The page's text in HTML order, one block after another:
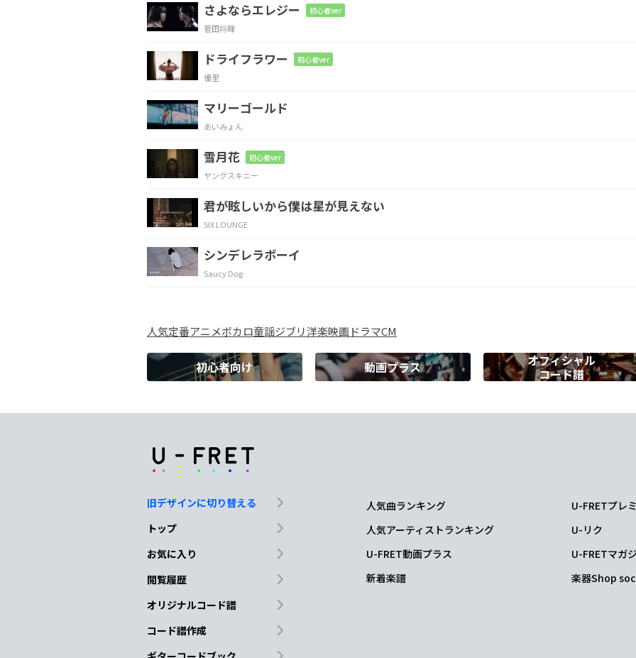
G
恋の
A
教科書
D Bm
恋の 参考書
G
キミ
A D
G
冬
A
の香り
高く なった空
G
隣
A
に居
D
たくな
Bm
んの季
G
節の
A
せいだよ
D
D
頼んでないのに…
星降る夜に 思い出しちゃう
Bm
誤魔化
G
さよならエレジー 初心者ver
菅田将暉
ドライフラワー 初心者ver
優里
マリーゴールド
あいみょん
雪月花 初心者ver
ヤングスキニー
君が眩しいから僕は星が見えない
SIX LOUNGE
シンデレラボーイ
Saucy Dog
人気定番アニメボカロ童謡ジブリ洋楽映画ドラマCM
初心者向け 動画プラス
オフィシャル
コード譜
旧デザインに切り替える
トップ
お気に入り
閲覧履歴
オリジナルコード譜
コード譜作成
人気曲ランキング
人気アーティストランキング
U-FRET動画プラス
新着楽譜
U-FRETプレ
U-リク
U-FRETマガ
楽器Shop